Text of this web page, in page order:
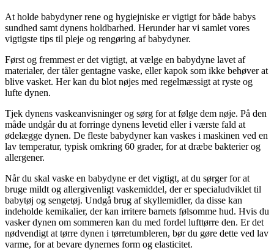
At holde babydyner rene og hygiejniske er vigtigt for både babys
sundhed samt dynens holdbarhed. Herunder har vi samlet vores
vigtigste tips til pleje og rengøring af babydyner.
Først og fremmest er det vigtigt, at vælge en babydyne lavet af
materialer, der tåler gentagne vaske, eller kapok som ikke behøver at
blive vasket. Her kan du blot nøjes med regelmæssigt at ryste og
lufte dynen.
Tjek dynens vaskeanvisninger og sørg for at følge dem nøje. På den
måde undgår du at forringe dynens levetid eller i værste fald at
ødelægge dynen. De fleste babydyner kan vaskes i maskinen ved en
lav temperatur, typisk omkring 60 grader, for at dræbe bakterier og
allergener.
Når du skal vaske en babydyne er det vigtigt, at du sørger for at
bruge mildt og allergivenligt vaskemiddel, der er specialudviklet til
babytøj og sengetøj. Undgå brug af skyllemidler, da disse kan
indeholde kemikalier, der kan irritere barnets følsomme hud. Hvis du
vasker dynen om sommeren kan du med fordel lufttørre den. Er det
nødvendigt at tørre dynen i tørretumbleren, bør du gøre dette ved lav
varme, for at bevare dynernes form og elasticitet.